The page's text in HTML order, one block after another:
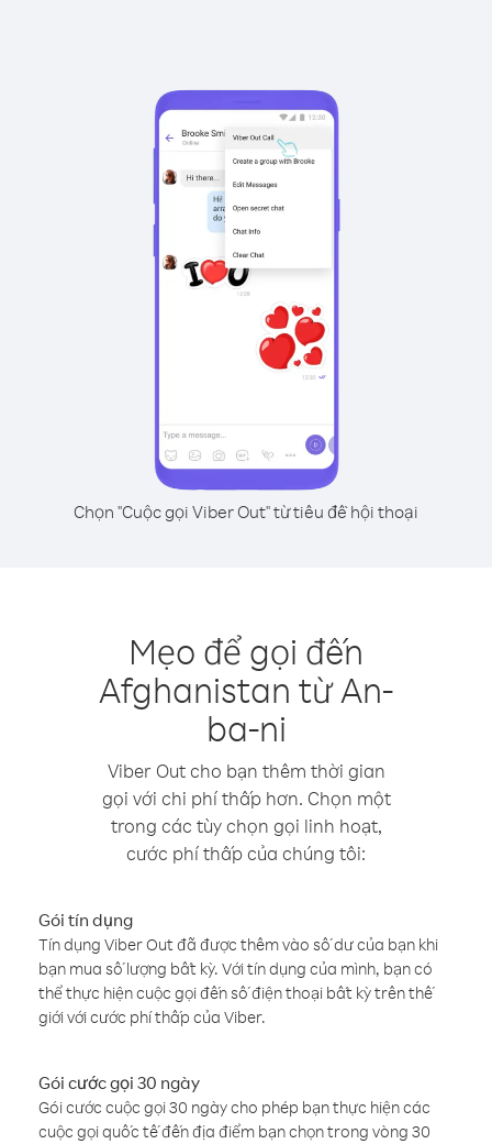
Chọn "Cuộc gọi Viber Out" từ tiêu đề hội thoại
Mẹo để gọi đến
Afghanistan từ An-
ba-ni
Viber Out cho bạn thêm thời gian
gọi với chi phí thấp hơn. Chọn một
trong các tùy chọn gọi linh hoạt,
cước phí thấp của chúng tôi:
Gói tín dụng
Tín dụng Viber Out đã được thêm vào số dư của bạn khi
bạn mua số lượng bất kỳ. Với tín dụng của mình, bạn có
thể thực hiện cuộc gọi đến số điện thoại bất kỳ trên thế
giới với cước phí thấp của Viber.
Gói cước gọi 30 ngày
Gói cước cuộc gọi 30 ngày cho phép bạn thực hiện các
cuộc gọi quốc tế đến địa điểm bạn chọn trong vòng 30